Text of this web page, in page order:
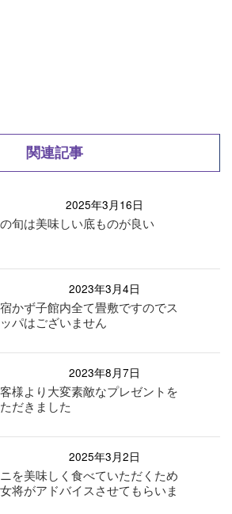
関連記事
2025年3月16日
旬は美味しい底ものが良い
2023年3月4日
かず子館内全て畳敷ですのでス
パはございません
2023年8月7日
様より大変素敵なプレゼントを
だきました
2025年3月2日
を美味しく食べていただくため
将がアドバイスさせてもらいま